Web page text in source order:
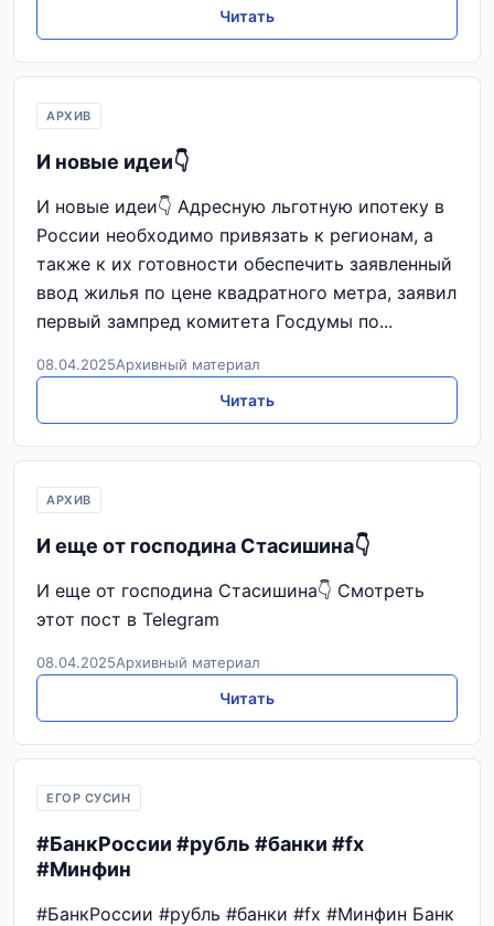
Читать
АРХИВ
И новые идеи👇
И новые идеи👇 Адресную льготную ипотеку в
России необходимо привязать к регионам, а
также к их готовности обеспечить заявленный
ввод жилья по цене квадратного метра, заявил
первый зампред комитета Госдумы по...
08.04.2025Архивный материал
Читать
АРХИВ
И еще от господина Стасишина👇
И еще от господина Стасишина👇 Смотреть
этот пост в Telegram
08.04.2025Архивный материал
Читать
ЕГОР СУСИН
#БанкРоссии #рубль #банки #fx
#Минфин
#БанкРоссии #рубль #банки #fx #Минфин Банк